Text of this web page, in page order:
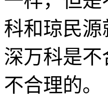
科和琼民
深万科是
不合理的。